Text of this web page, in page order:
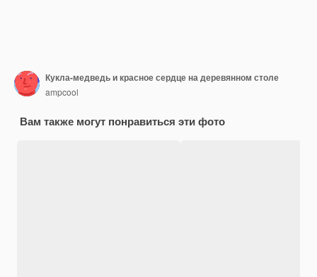
Кукла-медведь и красное сердце на деревянном столе
ampcool
Вам также могут понравиться эти фото